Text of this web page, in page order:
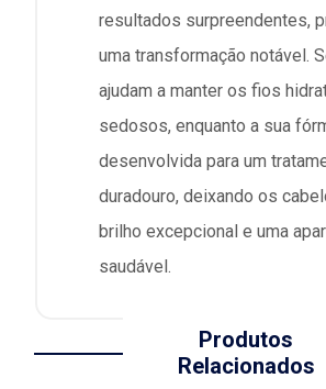
resultados surpreendentes,
uma transformação notável.
ajudam a manter os fios
sedosos, enquanto a sua
desenvolvida para um
duradouro, deixando os
brilho excepcional e uma
saudável.
Produtos
Relacionados